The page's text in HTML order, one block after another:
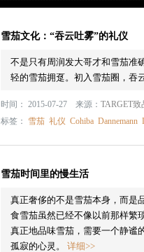
雪茄文化：“吞云吐雾”的礼仪
不是只有周润发大哥才和雪茄准
轻的雪茄拥趸。初入雪茄圈，吞
时间： 2015-07-27 来源： TARGET致
标签： 雪茄 礼仪 Cohiba Dannemann
雪茄时间里的慢生活
真正奢侈的不是雪茄本身，而是
食雪茄虽然已经不像以前那样繁
真正地品味雪茄，需要一个静谧
孤寂的心灵。 详细>>